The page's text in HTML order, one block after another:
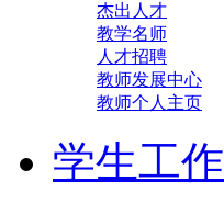
杰出人才
教学名师
人才招聘
教师发展中心
教师个人主页
学生工作